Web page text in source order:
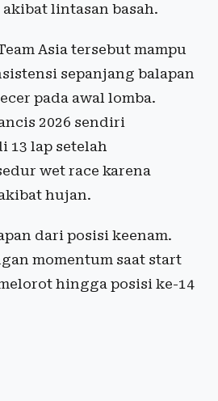
lintasan basah.
Asia tersebut mampu
sepanjang balapan
pada awal lomba.
2026 sendiri
13 lap setelah
wet race karena
hujan.
dari posisi keenam.
momentum saat start
hingga posisi ke-14